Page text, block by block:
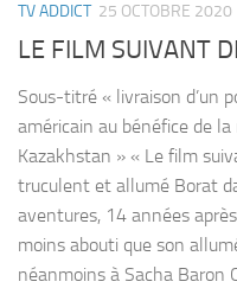
TV ADDICT 25 OCTOBRE 2020
LE FILM SUIVANT
Sous-titré « livraison d’un
américain au bénéfice de
Kazakhstan » « Le film
truculent et allumé Borat
aventures, 14 années
moins abouti que son
néanmoins à Sacha Baron